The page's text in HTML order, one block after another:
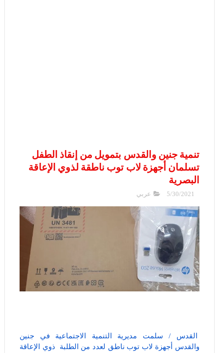
تنمية جنين والقدس بتمويل من إنقاذ الطفل
تسلمان أجهزة لاب توب ناطقة لذوي الإعاقة
البصرية
5/30/2021 عربي
القدس / سلمت مديرية التنمية الاجتماعية في جنين
والقدس أجهزة لاب توب ناطق لعدد من الطلبة ذوي الإعاقة